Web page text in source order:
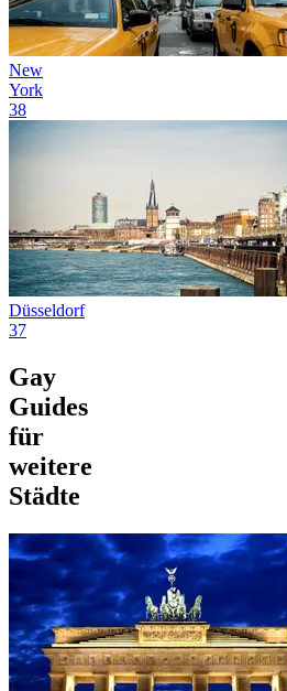
New
York
38
Düsseldorf
37
Gay
Guides
für
weitere
Städte